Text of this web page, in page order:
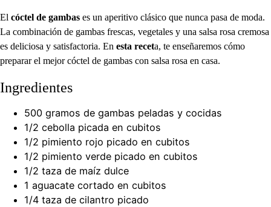
El cóctel de gambas es un aperitivo clásico que nunca pasa de moda.
La combinación de gambas frescas, vegetales y una salsa rosa cremosa
es deliciosa y satisfactoria. En esta receta, te enseñaremos cómo
preparar el mejor cóctel de gambas con salsa rosa en casa.
Ingredientes
500 gramos de gambas peladas y cocidas
1/2 cebolla picada en cubitos
1/2 pimiento rojo picado en cubitos
1/2 pimiento verde picado en cubitos
1/2 taza de maíz dulce
1 aguacate cortado en cubitos
1/4 taza de cilantro picado